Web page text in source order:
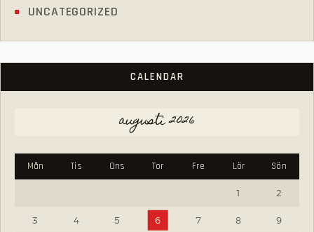
UNCATEGORIZED
CALENDAR
augusti 2026
Mån Tis Ons Tor Fre Lör Sön
1 2
3 4 5 6 7 8 9